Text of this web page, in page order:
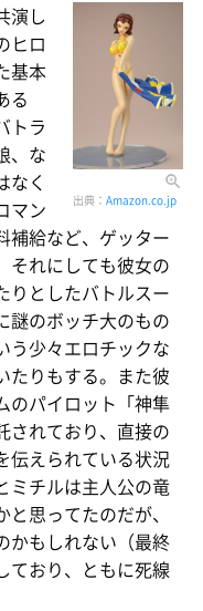
出典： Amazon.co.jp
演し
ヒロ
基本
る
トラ
、な
なく
マン
補給など、ゲッター
それにしても彼女の
りとしたバトルスー
謎のボッチ大のもの
少々エロチックな
たりもする。また彼
のパイロット「神隼
されており、直接の
伝えられている状況
ミチルは主人公の竜
思ってたのだが、
かもしれない（最終
ており、ともに死線